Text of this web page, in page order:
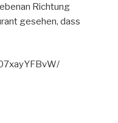
Richtung
gesehen, dass